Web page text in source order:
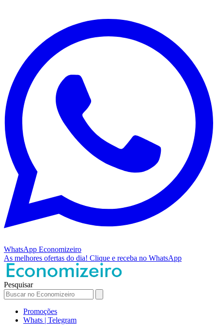
WhatsApp Economizeiro
As melhores ofertas do dia! Clique e receba no WhatsApp
Pesquisar
Promoções
Whats | Telegram